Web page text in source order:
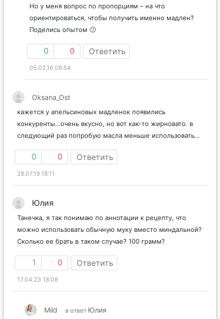
Но у меня вопрос по пропорциям – на что
ориентироваться, чтобы получить именно мадлен?
Поделись опытом 🙂
0 0 Ответить
05.02.16 06:54
Oksana_Ost
кажется у апельсиновых мадленок появились
конкуренты…очень вкусно, но вот как-то жирновато. в
следующий раз попробую масла меньше использовать…
0 0 Ответить
28.07.19 18:11
Юлия
Танечка, я так понимаю по аннотации к рецепту, что
можно использовать обычную муку вместо миндальной?
Сколько ее брать в таком случае? 100 грамм?
1 0 Ответить
17.04.23 18:08
Mild в ответ Юлия